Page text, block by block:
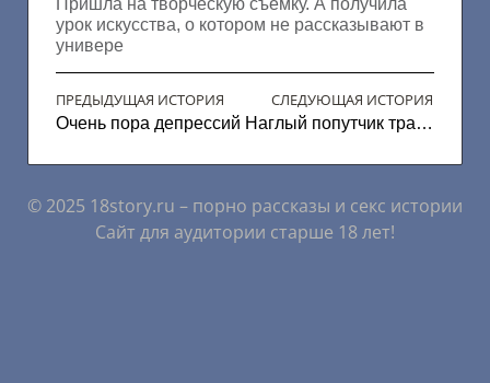
урок искусства, о котором не рассказывают в
универе
ПРЕДЫДУЩАЯ ИСТОРИЯ
Очень пора депрессий
СЛЕДУЮЩАЯ ИСТОРИЯ
Наглый попутчик трахнул
© 2025 18story.ru – порно рассказы и секс истории
Сайт для аудитории старше 18 лет!